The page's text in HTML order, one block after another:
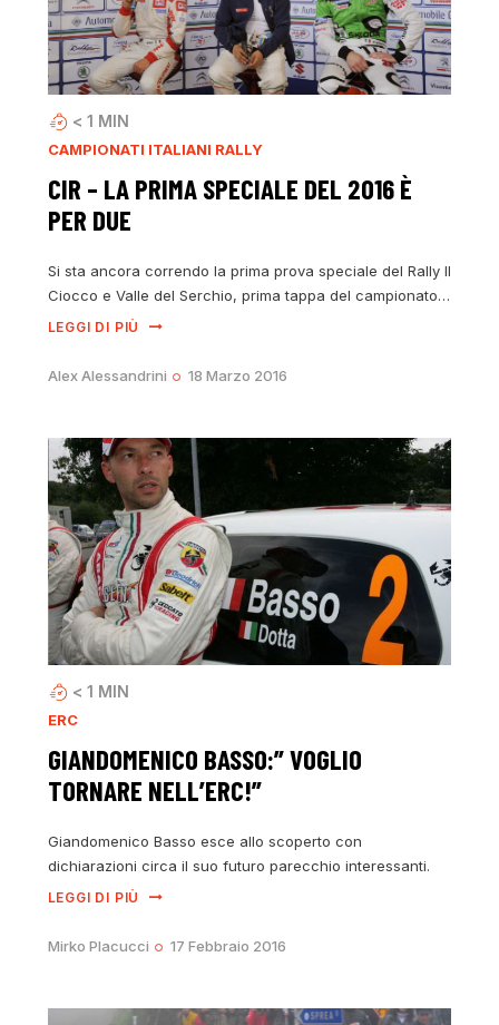
< 1 MIN
CAMPIONATI ITALIANI RALLY
CIR – LA PRIMA SPECIALE DEL 2016 È
PER DUE
Si sta ancora correndo la prima prova speciale del Rally Il
Ciocco e Valle del Serchio, prima tappa del campionato…
LEGGI DI PIÙ
Alex Alessandrini 18 Marzo 2016
< 1 MIN
ERC
GIANDOMENICO BASSO:” VOGLIO
TORNARE NELL’ERC!”
Giandomenico Basso esce allo scoperto con
dichiarazioni circa il suo futuro parecchio interessanti.
LEGGI DI PIÙ
Mirko Placucci 17 Febbraio 2016